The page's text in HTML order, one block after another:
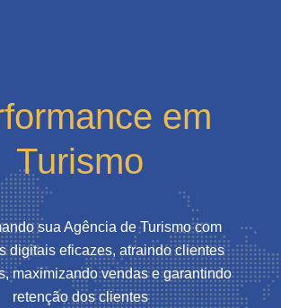
em
Turismo
sua Agência de Turismo com
digitais eficazes, atraindo clientes
maximizando vendas e garantindo
retenção dos clientes